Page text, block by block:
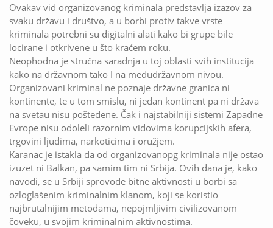
Ovakav vid organizovanog kriminala predstavlja izazov za
svaku državu i društvo, a u borbi protiv takve vrste
kriminala potrebni su digitalni alati kako bi grupe bile
locirane i otkrivene u što kraćem roku.
Neophodna je stručna saradnja u toj oblasti svih institucija
kako na državnom tako I na međudržavnom nivou.
Organizovani kriminal ne poznaje državne granica ni
kontinente, te u tom smislu, ni jedan kontinent pa ni država
na svetau nisu pošteđene. Čak i najstabilniji sistemi Zapadne
Evrope nisu odoleli razornim vidovima korupcijskih afera,
trgovini ljudima, narkoticima i oružjem.
Karanac je istakla da od organizovanopg kriminala nije ostao
izuzet ni Balkan, pa samim tim ni Srbija. Ovih dana je, kako
navodi, se u Srbiji sprovode bitne aktivnosti u borbi sa
ozloglašenim kriminalnim klanom, koji se koristio
najbrutalnijim metodama, nepojmljivim civilizovanom
čoveku, u svojim kriminalnim aktivnostima.